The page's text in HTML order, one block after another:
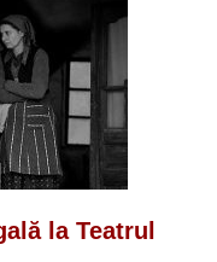
la Teatrul